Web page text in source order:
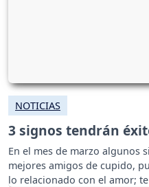
NOTICIAS
3 signos tendrán
En el mes de marzo algunos
mejores amigos de cupido,
lo relacionado con el amor;